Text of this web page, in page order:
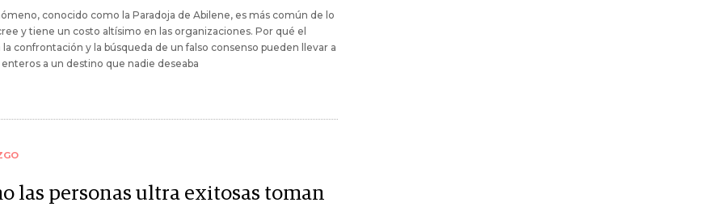
conocido como la Paradoja de Abilene, es más común de lo
y tiene un costo altísimo en las organizaciones. Por qué el
confrontación y la búsqueda de un falso consenso pueden llevar a
a un destino que nadie deseaba
las personas ultra exitosas toman